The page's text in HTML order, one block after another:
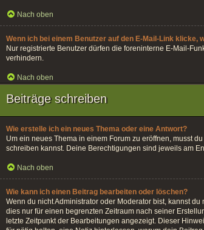
Nach oben
Wenn ich bei einem Benutzer auf den E-Mail-Link klicke,
Nur registrierte Benutzer dürfen die foreninterne E-Mail-
verhindern.
Nach oben
Beiträge schreiben
Wie erstelle ich ein neues Thema oder eine Antwort?
Um ein neues Thema in einem Forum zu eröffnen, musst
schreiben kannst. Deine Berechtigungen sind jeweils am
Nach oben
Wie kann ich einen Beitrag bearbeiten oder löschen?
Wenn du nicht Administrator oder Moderator bist, kannst
dies nur für einen begrenzten Zeitraum nach seiner
letzte Zeitpunkt der Bearbeitungen angezeigt. Dieser